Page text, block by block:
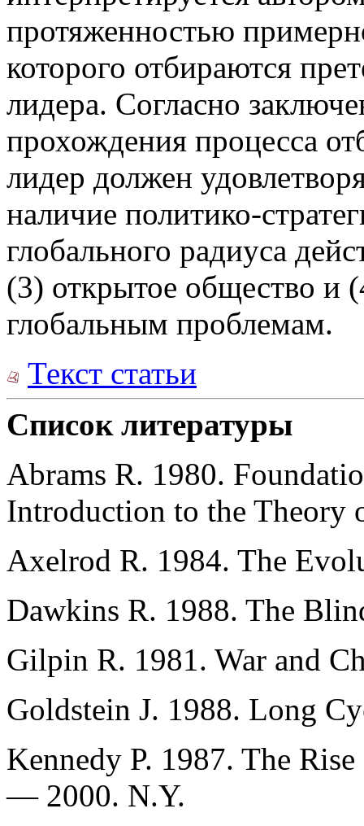
протяженностью
которого отбираются
лидера. Согласно
прохождения процесса
лидер должен
наличие политико-
глобального радиуса
(3) открытое общество и
глобальным проблемам.
Текст статьи
Список литературы
Abrams R. 1980.
Introduction to the Theory
Axelrod R. 1984. The
Dawkins R. 1988. The
Gilpin R. 1981. War and
Goldstein J. 1988. Long
Kennedy P. 1987. The
— 2000. N.Y.